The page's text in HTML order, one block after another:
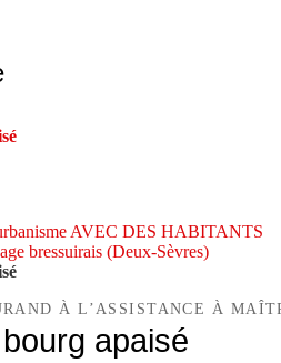
AVEC DES HABITANTS
bressuirais (Deux-Sèvres)
À L’ASSISTANCE À
apaisé